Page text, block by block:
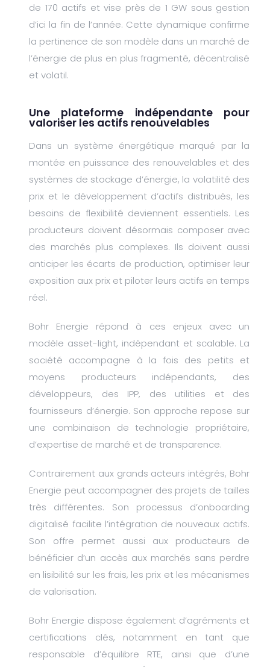
de 170 actifs et vise près de 1 GW sous gestion
d’ici la fin de l’année. Cette dynamique confirme
la pertinence de son modèle dans un marché de
l’énergie de plus en plus fragmenté, décentralisé
et volatil.
Une plateforme indépendante pour
valoriser les actifs renouvelables
Dans un système énergétique marqué par la
montée en puissance des renouvelables et des
systèmes de stockage d’énergie, la volatilité des
prix et le développement d’actifs distribués, les
besoins de flexibilité deviennent essentiels. Les
producteurs doivent désormais composer avec
des marchés plus complexes. Ils doivent aussi
anticiper les écarts de production, optimiser leur
exposition aux prix et piloter leurs actifs en temps
réel.
Bohr Energie répond à ces enjeux avec un
modèle asset-light, indépendant et scalable. La
société accompagne à la fois des petits et
moyens producteurs indépendants, des
développeurs, des IPP, des utilities et des
fournisseurs d’énergie. Son approche repose sur
une combinaison de technologie propriétaire,
d’expertise de marché et de transparence.
Contrairement aux grands acteurs intégrés, Bohr
Energie peut accompagner des projets de tailles
très différentes. Son processus d’onboarding
digitalisé facilite l’intégration de nouveaux actifs.
Son offre permet aussi aux producteurs de
bénéficier d’un accès aux marchés sans perdre
en lisibilité sur les frais, les prix et les mécanismes
de valorisation.
Bohr Energie dispose également d’agréments et
certifications clés, notamment en tant que
responsable d’équilibre RTE, ainsi que d’une